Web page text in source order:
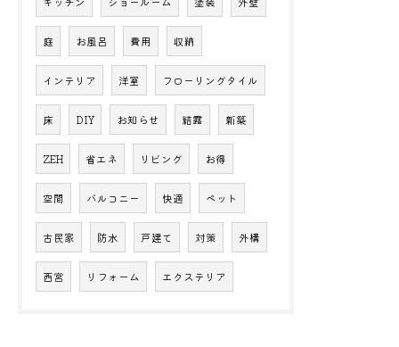
庭 お風呂 費用 収納
インテリア 洋室 フローリングタイル
床 DIY お知らせ 結露 新築
ZEH 省エネ リビング お得
空間 バルコニー 快適 ペット
古民家 防水 戸建て 対策 外構
西宮 リフォーム エクステリア